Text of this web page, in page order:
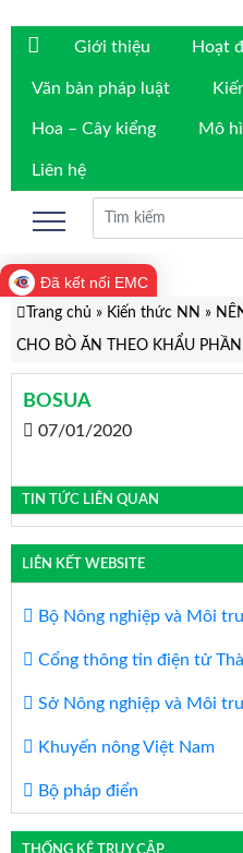
Giới thiệu Hoạt
Văn bản pháp luật
Hoa – Cây kiểng Mô
Liên hệ
Đã kết nối EMC
Trang chủ » Kiến thức NN »
CHO BÒ ĂN THEO KHẨU
BOSUA
07/01/2020
TIN TỨC LIÊN QUAN
LIÊN KẾT WEBSITE
Bộ Nông nghiệp và Môi
Cổng thông tin điện tử
Sở Nông nghiệp và Môi
Khuyến nông Việt Nam
Bộ pháp điển
THỐNG KÊ TRUY CẬP